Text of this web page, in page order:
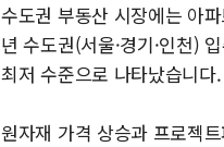
수도권 부동산 시장에는 아
년 수도권(서울·경기·인천)
최저 수준으로 나타났습니다.
원자재 가격 상승과 프로젝